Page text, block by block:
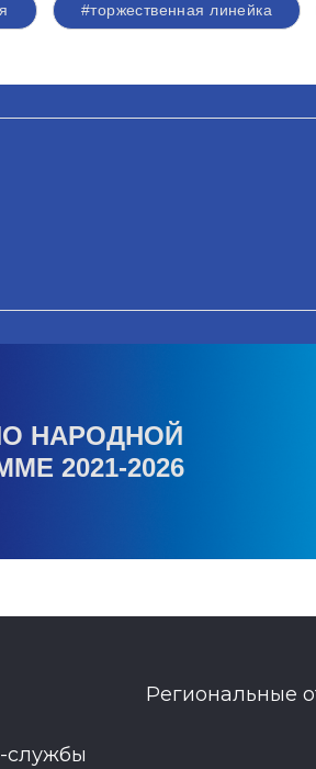
#торжественная линейка
НАРОДНОЙ
2021-2026
Региональные
службы